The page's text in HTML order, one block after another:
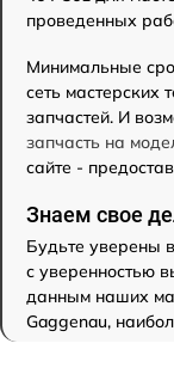
проведенных
Минимальные
сеть мастерских
запчастей. И
запчасть на
сайте -
Знаем свое
Будьте уверены
с уверенностью
данным наших
Gaggenau,